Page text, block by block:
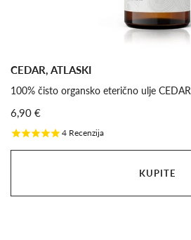
CEDAR, ATLASKI
100% čisto organsko eterično ulje CEDAR
6,90 €
4 Recenzija
KUPITE